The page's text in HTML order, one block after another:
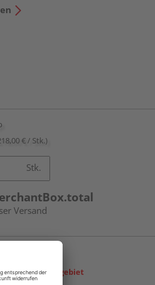
€ / Stk.)
Stk.
Versand
nicht im Liefergebiet